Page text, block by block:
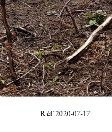
Réf2020-07-17